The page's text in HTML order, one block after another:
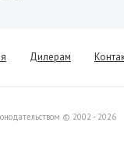
Дилерам
© 2002 - 2026